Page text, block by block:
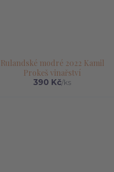
Rulandské modré 2022 Kamil
Prokeš vinařství
390 Kč/ks